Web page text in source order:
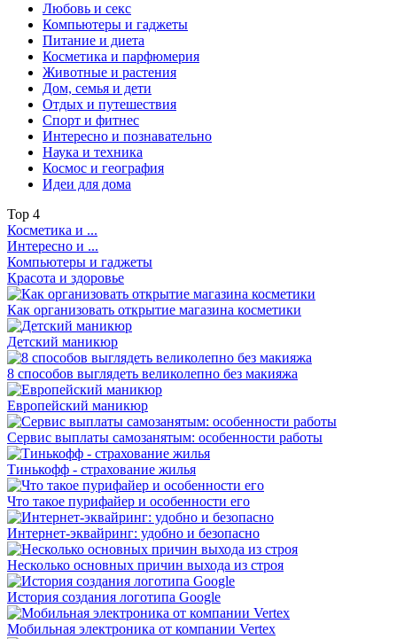
Любовь и секс
Компьютеры и гаджеты
Питание и диета
Косметика и парфюмерия
Животные и растения
Дом, семья и дети
Отдых и путешествия
Спорт и фитнес
Интересно и познавательно
Наука и техника
Космос и география
Идеи для дома
Top 4
Косметика и ...
Интересно и ...
Компьютеры и гаджеты
Красота и здоровье
Как организовать открытие магазина косметики
Детский маникюр
8 способов выглядеть великолепно без макияжа
Европейский маникюр
Сервис выплаты самозанятым: особенности работы
Тинькофф - страхование жилья
Что такое пурифайер и особенности его
Интернет-эквайринг: удобно и безопасно
Несколько основных причин выхода из строя
История создания логотипа Google
Мобильная электроника от компании Vertex